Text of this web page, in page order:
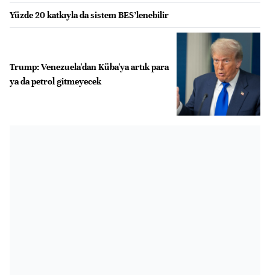
Yüzde 20 katkıyla da sistem BES’lenebilir
Trump: Venezuela'dan Küba'ya artık para
ya da petrol gitmeyecek